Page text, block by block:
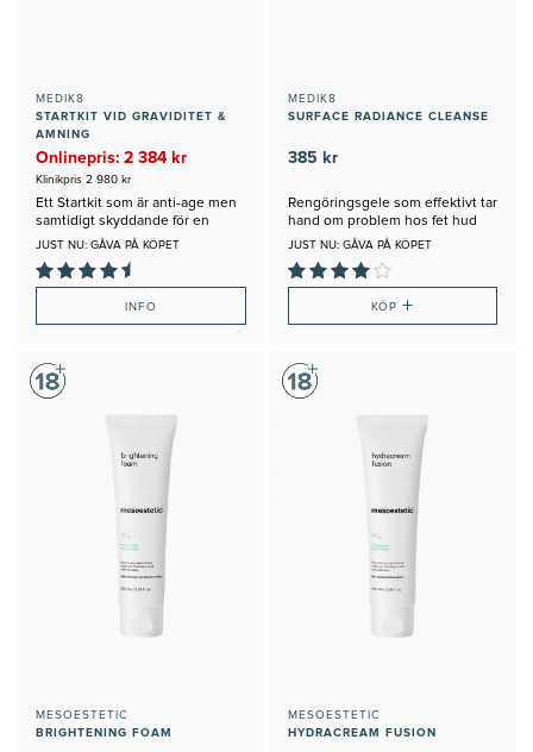
MEDIK8
STARTKIT VID GRAVIDITET &
AMNING
Onlinepris: 2 384 kr
Klinikpris 2 980 kr
Ett Startkit som är anti-age men
samtidigt skyddande för en
Gravid eller Ammande
JUST NU: GÅVA PÅ KÖPET
INFO
MEDIK8
SURFACE RADIANCE CLEANSE
385 kr
Rengöringsgele som effektivt tar
hand om problem hos fet hud
JUST NU: GÅVA PÅ KÖPET
KÖP +
MESOESTETIC
BRIGHTENING FOAM
MESOESTETIC
HYDRACREAM FUSION